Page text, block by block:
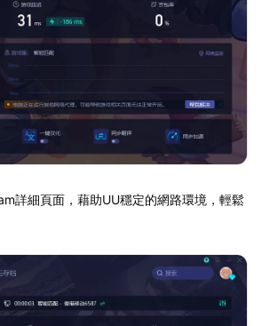
詳細頁面，藉助UU穩定的網路環境，輕鬆